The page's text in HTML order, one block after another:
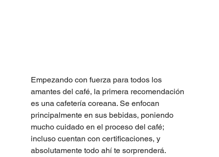
Empezando con fuerza para todos los
amantes del café, la primera recomendación
es una cafetería coreana. Se enfocan
principalmente en sus bebidas, poniendo
mucho cuidado en el proceso del café;
incluso cuentan con certificaciones, y
absolutamente todo ahí te sorprenderá.